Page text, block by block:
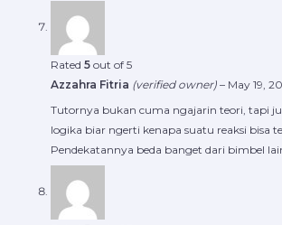
Rated 5 out of 5
Azzahra Fitria (verified owner) – May 19,
Tutornya bukan cuma ngajarin teori, tapi
logika biar ngerti kenapa suatu reaksi bisa
Pendekatannya beda banget dari bimbel